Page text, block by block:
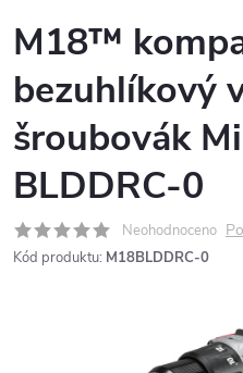
M18™
bezuhlíkový
šroubovák
BLDDRC-0
Neohodnoceno
Kód produktu: M18BLDDRC-0